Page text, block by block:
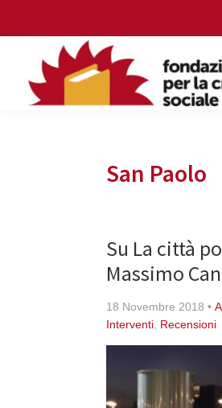
to
primary
navigation
to
content
to
primary
sidebar
to
San Paolo
Su La città
Massimo
18 Novembre 2018 •
Interventi Recensioni